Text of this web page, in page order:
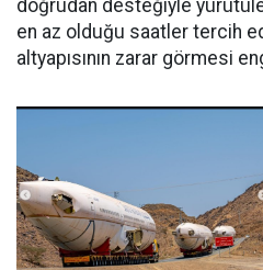
doğrudan desteğiyle
en az olduğu saatler tercih
altyapısının zarar görmesi